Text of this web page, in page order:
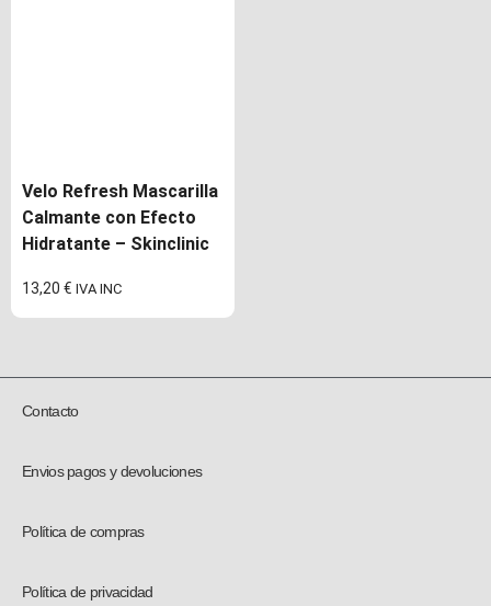
Velo Refresh Mascarilla
Calmante con Efecto
Hidratante – Skinclinic
13,20 € IVA INC
Contacto
Envios pagos y devoluciones
Política de compras
Política de privacidad